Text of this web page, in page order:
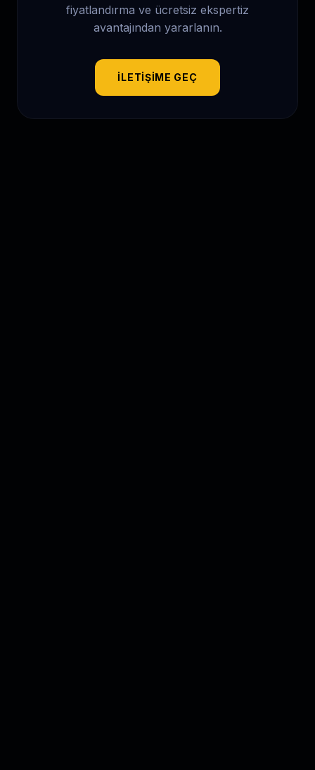
fiyatlandırma ve ücretsiz ekspertiz
avantajından yararlanın.
İLETIŞIME GEÇ